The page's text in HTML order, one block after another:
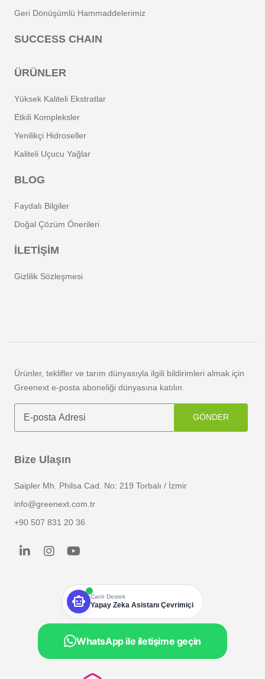
Geri Dönüşümlü Hammaddelerimiz
SUCCESS CHAIN
ÜRÜNLER
Yüksek Kaliteli Ekstratlar
Etkili Kompleksler
Yenilikçi Hidroseller
Kaliteli Uçucu Yağlar
BLOG
Faydalı Bilgiler
Doğal Çözüm Önerileri
İLETİŞİM
Gizlilik Sözleşmesi
Ürünler, teklifler ve tarım dünyasıyla ilgili bildirimleri almak için
Greenext e-posta aboneliği dünyasına katılın.
GÖNDER
Bize Ulaşın
Saipler Mh. Philsa Cad. No: 219 Torbalı / İzmir
info@greenext.com.tr
+90 507 831 20 36
smart_toy Canlı Destek
Yapay Zeka Asistanı Çevrimiçi
WhatsApp ile iletişime geçin